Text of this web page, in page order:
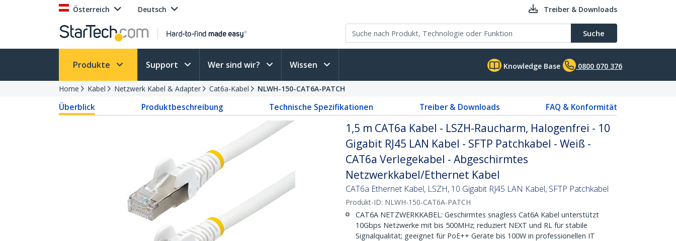
Österreich Deutsch Treiber & Downloads
Suche
Produkte Support Wer sind wir? Wissen Knowledge Base 0800 070 376
Home Kabel Netzwerk Kabel & Adapter Cat6a-Kabel NLWH-150-CAT6A-PATCH
Überblick Produktbeschreibung Technische Spezifikationen Treiber & Downloads FAQ & Konformität
1,5 m CAT6a Kabel - LSZH-Raucharm, Halogenfrei - 10
Gigabit RJ45 LAN Kabel - SFTP Patchkabel - Weiß -
CAT6a Verlegekabel - Abgeschirmtes
Netzwerkkabel/Ethernet Kabel
CAT6a Ethernet Kabel, LSZH, 10 Gigabit RJ45 LAN Kabel, SFTP Patchkabel
Produkt-ID: NLWH-150-CAT6A-PATCH
CAT6A NETZWERKKABEL: Geschirmtes snagless Cat6A Kabel unterstützt
10Gbps Netzwerke mit bis 500MHz; reduziert NEXT und RL für stabile
Signalqualität; geeignet für PoE++ Geräte bis 100W in professionellen IT